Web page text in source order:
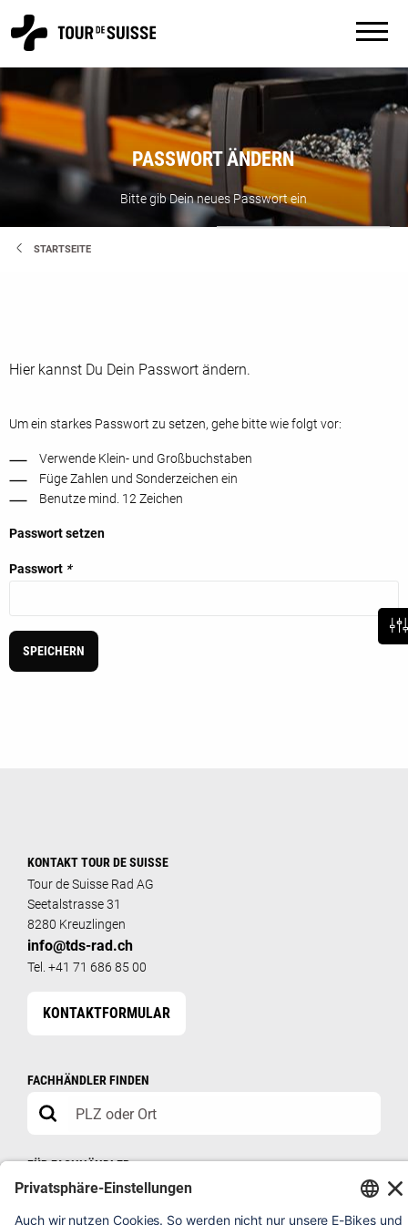
PASSWORT ÄNDERN
Bitte gib Dein neues Passwort ein
STARTSEITE
Hier kannst Du Dein Passwort ändern.
Um ein starkes Passwort zu setzen, gehe bitte wie folgt vor:
Verwende Klein- und Großbuchstaben
Füge Zahlen und Sonderzeichen ein
Benutze mind. 12 Zeichen
Passwort setzen
Passwort *
SPEICHERN
KONTAKT TOUR DE SUISSE
Tour de Suisse Rad AG
Seetalstrasse 31
8280 Kreuzlingen
info@tds-rad.ch
Tel. +41 71 686 85 00
KONTAKTFORMULAR
FACHHÄNDLER FINDEN
FÜR FACHHÄNDLER
HÄNDLERSHOP